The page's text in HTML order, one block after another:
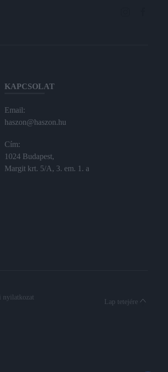
KAPCSOLAT
Email:
haszon@haszon.hu
Cím:
1024 Budapest,
Margit krt. 5/A, 3. em. 1. a
nyilatkozat
Lap tetejére